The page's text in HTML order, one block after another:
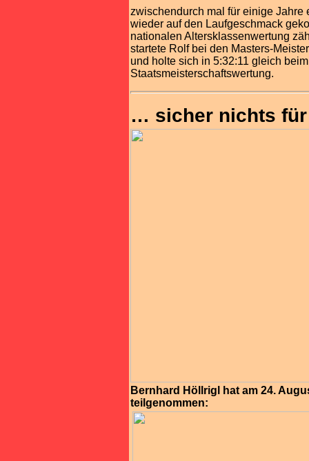
zwischendurch mal für einige Jahre
wieder auf den Laufgeschmack
nationalen Altersklassenwertung
startete Rolf bei den Masters-
und holte sich in 5:32:11 gleich
Staatsmeisterschaftswertung.
… sicher nichts
Bernhard Höllrigl hat am 24.
teilgenommen: